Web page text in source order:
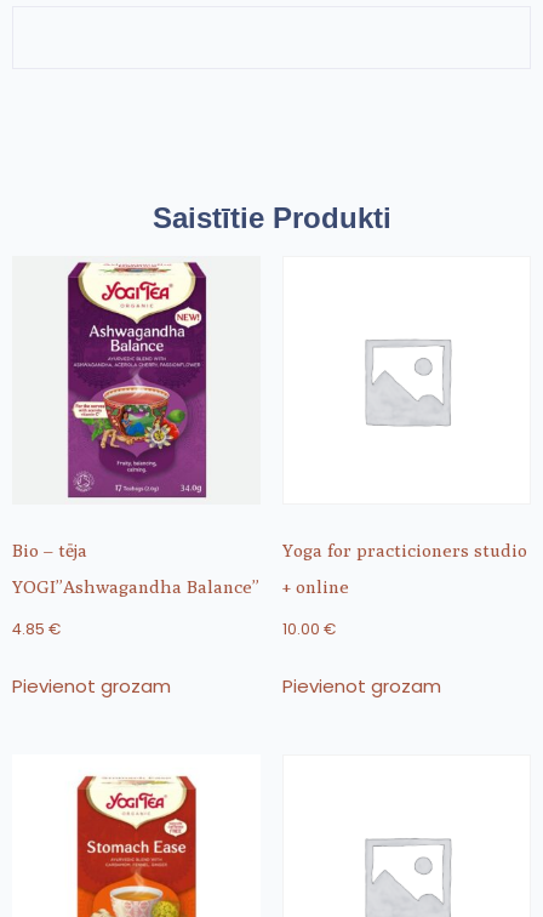
Saistītie Produkti
Bio – tēja
YOGI”Ashwagandha Balance”
4.85 €
Pievienot grozam
Yoga for practicioners studio
+ online
10.00 €
Pievienot grozam